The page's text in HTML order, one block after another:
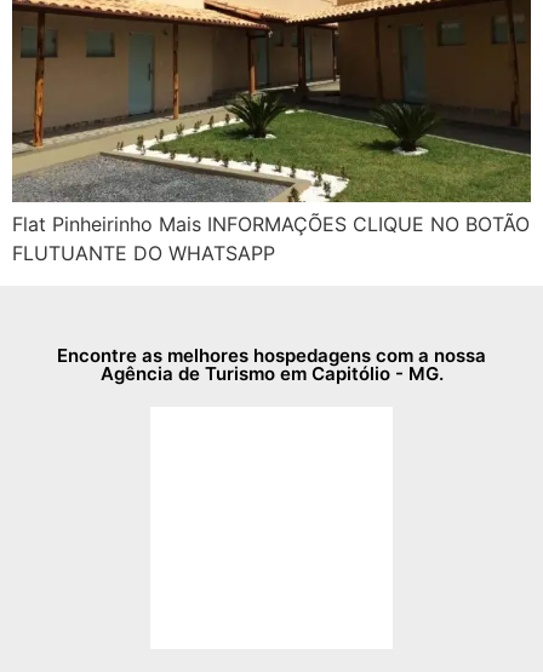
Flat Pinheirinho Mais INFORMAÇÕES CLIQUE NO BOTÃO
FLUTUANTE DO WHATSAPP
Encontre as melhores hospedagens com a nossa
Agência de Turismo em Capitólio - MG.